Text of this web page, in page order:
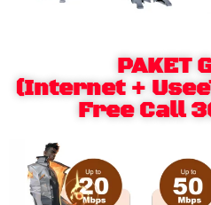
PAKET
(Internet +
Free Call